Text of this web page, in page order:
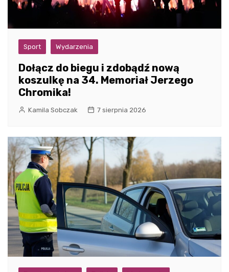
Sport Wydarzenia
Dołącz do biegu i zdobądź nową
koszulkę na 34. Memoriał Jerzego
Chromika!
Kamila Sobczak 7 sierpnia 2026